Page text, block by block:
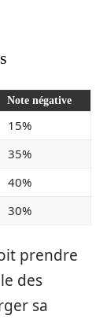
Note négative
15%
35%
40%
30%
prendre
des
sa